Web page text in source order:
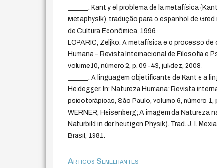
______. Kant y el problema de la metafísica
Metaphysik), tradução para o espanhol de
de Cultura Econômica, 1996.
LOPARIC, Zeljko. A metafísica e o processo
Humana – Revista Internacional de Filosofia e
volume10, número 2, p. 09-43, jul/dez, 2008.
______. A linguagem objetificante de Kant e a
Heidegger. In: Natureza Humana: Revista
psicoterápicas, São Paulo, volume 6, número 1,
WERNER, Heisenberg; A imagem da Natureza
Naturbild in der heutigen Physik). Trad. J. I.
Brasil, 1981.
Artigos Semelhantes